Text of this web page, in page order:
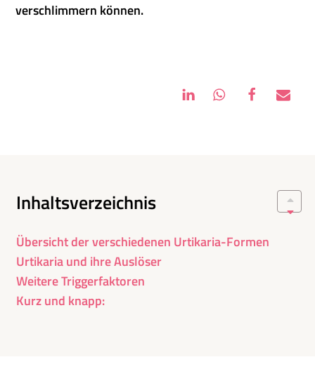
verschlimmern können.
Inhaltsverzeichnis
Übersicht der verschiedenen Urtikaria-Formen
Urtikaria und ihre Auslöser
Weitere Triggerfaktoren
Kurz und knapp: